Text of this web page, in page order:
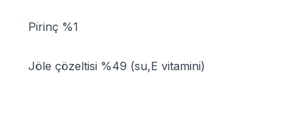
Pirinç %1
Jöle çözeltisi %49 (su,E vitamini)